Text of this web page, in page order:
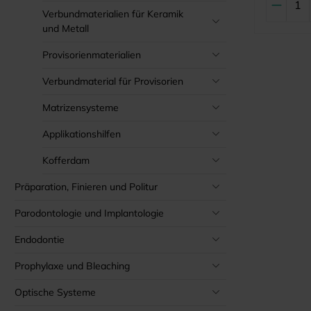
Verbundmaterialien für Keramik
und Metall
Provisorienmaterialien
Verbundmaterial für Provisorien
Matrizensysteme
Applikationshilfen
Kofferdam
Präparation, Finieren und Politur
Parodontologie und Implantologie
Endodontie
Prophylaxe und Bleaching
Optische Systeme